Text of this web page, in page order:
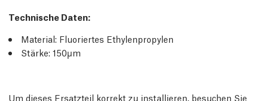
Technische Daten:
Material: Fluoriertes Ethylenpropylen
Stärke: 150μm
Um dieses Ersatzteil korrekt zu installieren, besuchen Sie